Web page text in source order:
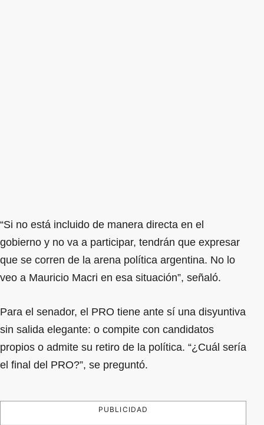
“Si no está incluido de manera directa en el
gobierno y no va a participar, tendrán que expresar
que se corren de la arena política argentina. No lo
veo a Mauricio Macri en esa situación”, señaló.
Para el senador, el PRO tiene ante sí una disyuntiva
sin salida elegante: o compite con candidatos
propios o admite su retiro de la política. “¿Cuál sería
el final del PRO?”, se preguntó.
PUBLICIDAD